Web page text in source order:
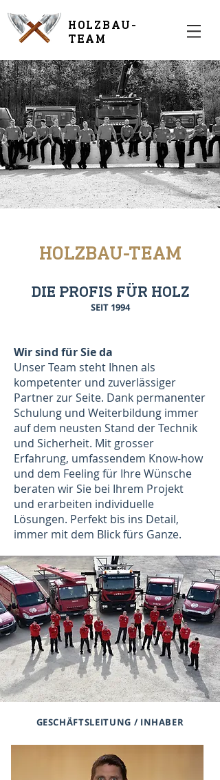
HOLZBAU-
TEAM
HOLZBAU-TEAM
DIE PROFIS FÜR HOLZ
SEIT 1994
Wir sind für Sie da
Unser Team steht Ihnen als
kompetenter und zuverlässiger
Partner zur Seite. Dank permanenter
Schulung und Weiterbildung immer
auf dem neusten Stand der Technik
und Sicherheit. Mit grosser
Erfahrung, umfassendem Know-how
und dem Feeling für Ihre Wünsche
beraten wir Sie bei Ihrem Projekt
und erarbeiten individuelle
Lösungen. Perfekt bis ins Detail,
immer mit dem Blick fürs Ganze.
GESCHÄFTSLEITUNG / INHABER